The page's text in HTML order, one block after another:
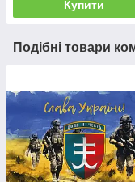
Купити
Подібні товари